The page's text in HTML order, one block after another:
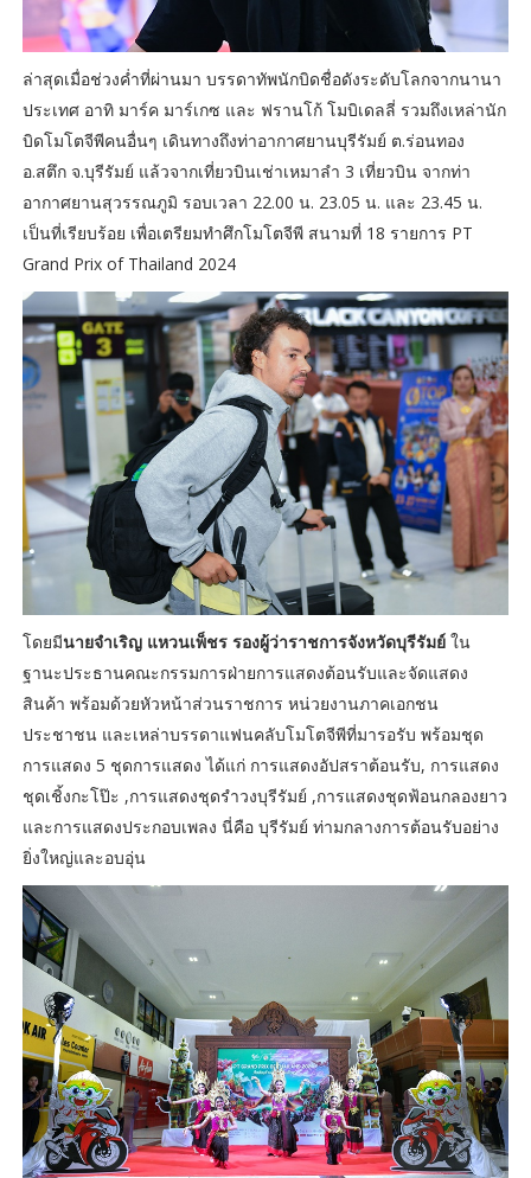
ล่าสุดเมื่อช่วงค่ำที่ผ่านมา บรรดาทัพนักบิดชื่อดังระดับโลกจากนานา
ประเทศ อาทิ มาร์ค มาร์เกซ และ ฟรานโก้ โมบิเดลลี่ รวมถึงเหล่านัก
บิดโมโตจีพีคนอื่นๆ เดินทางถึงท่าอากาศยานบุรีรัมย์ ต.ร่อนทอง
อ.สตึก จ.บุรีรัมย์ แล้วจากเที่ยวบินเช่าเหมาลำ 3 เที่ยวบิน จากท่า
อากาศยานสุวรรณภูมิ รอบเวลา 22.00 น. 23.05 น. และ 23.45 น.
เป็นที่เรียบร้อย เพื่อเตรียมทำศึกโมโตจีพี สนามที่ 18 รายการ PT
Grand Prix of Thailand 2024
โดยมีนายจำเริญ แหวนเพ็ชร รองผู้ว่าราชการจังหวัดบุรีรัมย์ใน
ฐานะประธานคณะกรรมการฝ่ายการแสดงต้อนรับและจัดแสดง
สินค้า พร้อมด้วยหัวหน้าส่วนราชการ หน่วยงานภาคเอกชน
ประชาชน และเหล่าบรรดาแฟนคลับโมโตจีพีที่มารอรับ พร้อมชุด
การแสดง 5 ชุดการแสดง ได้แก่ การแสดงอัปสราต้อนรับ, การแสดง
ชุดเชิ้งกะโป๊ะ ,การแสดงชุดรำวงบุรีรัมย์ ,การแสดงชุดฟ้อนกลองยาว
และการแสดงประกอบเพลง นี่คือ บุรีรัมย์ ท่ามกลางการต้อนรับอย่าง
ยิ่งใหญ่และอบอุ่น